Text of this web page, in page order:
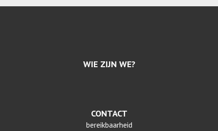
WIE ZIJN WE?
CONTACT
bereikbaarheid